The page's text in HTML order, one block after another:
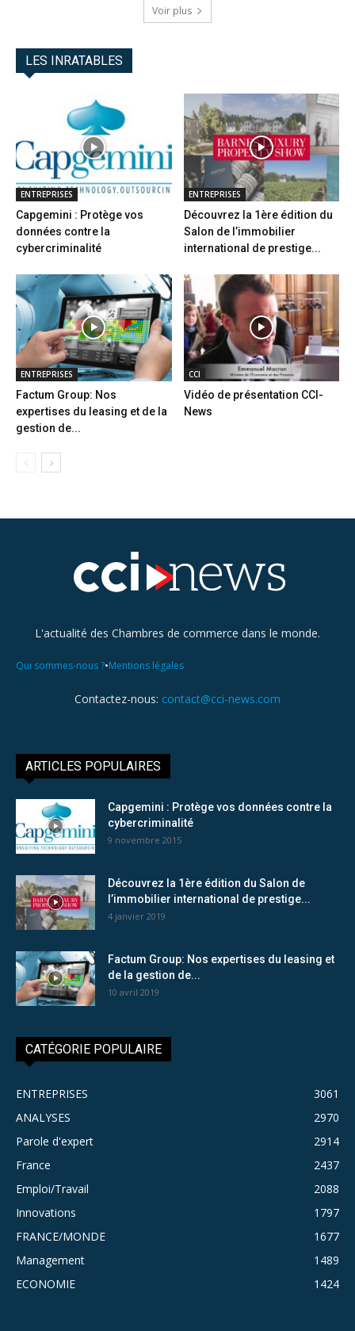
Voir plus
LES INRATABLES
ENTREPRISES
Capgemini : Protège vos
données contre la
cybercriminalité
ENTREPRISES
Découvrez la 1ère édition du
Salon de l’immobilier
international de prestige...
ENTREPRISES
Factum Group: Nos
expertises du leasing et de la
gestion de...
CCI
Vidéo de présentation CCI-
News
L'actualité des Chambres de commerce dans le monde.
Qui sommes-nous ?•Mentions légales
Contactez-nous: contact@cci-news.com
ARTICLES POPULAIRES
Capgemini : Protège vos données contre la
cybercriminalité
9 novembre 2015
Découvrez la 1ère édition du Salon de
l’immobilier international de prestige...
4 janvier 2019
Factum Group: Nos expertises du leasing et
de la gestion de...
10 avril 2019
CATÉGORIE POPULAIRE
ENTREPRISES
3061
ANALYSES
2970
Parole d'expert
2914
France
2437
Emploi/Travail
2088
Innovations
1797
FRANCE/MONDE
1677
Management
1489
ECONOMIE
1424